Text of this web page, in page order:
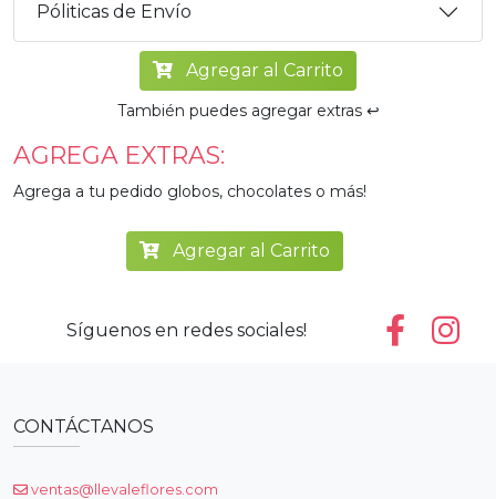
Póliticas de Envío
Agregar al Carrito
También puedes agregar extras ↩️
AGREGA EXTRAS:
Agrega a tu pedido globos, chocolates o más!
Agregar al Carrito
Síguenos en redes sociales!
CONTÁCTANOS
ventas@llevaleflores.com